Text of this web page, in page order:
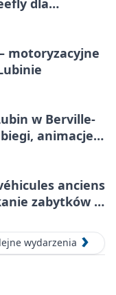
dla
motoryzacyjne
w Berville-
animacje i
anciens
zabytków i
wydarzenia